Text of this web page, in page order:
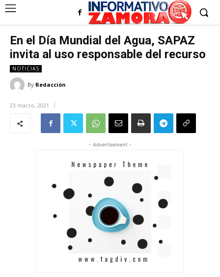
En el Día Mundial del Agua, SAPAZ
invita al uso responsable del recurso
NOTICIAS
By Redacción
23 marzo, 2021
- Advertisement -